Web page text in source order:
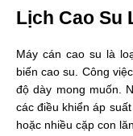
Lịch Cao Su
Máy cán cao su là
biến cao su. Công
độ dày mong muốn.
các điều khiển áp
hoặc nhiều cặp con